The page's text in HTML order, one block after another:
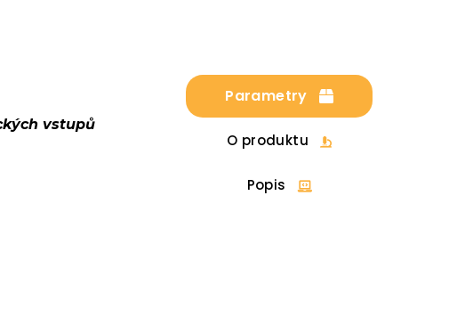
Parametry
O produktu
Popis
vstupů